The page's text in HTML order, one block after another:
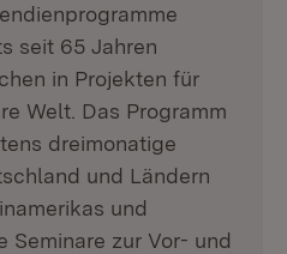
seit 65 Jahren
in Projekten für
Welt. Das Programm
dreimonatige
und Ländern
und
Seminare zur Vor- und